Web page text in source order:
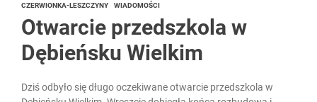
CZERWIONKA-LESZCZYNY WIADOMOŚCI
Otwarcie przedszkola w
Dębieńsku Wielkim
Dziś odbyło się długo oczekiwane otwarcie przedszkola w